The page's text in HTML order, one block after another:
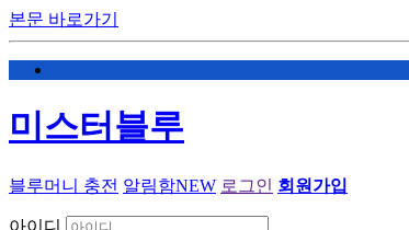
본문 바로가기
미스터블루
블루머니 충전 알림함NEW 로그인 회원가입
아이디